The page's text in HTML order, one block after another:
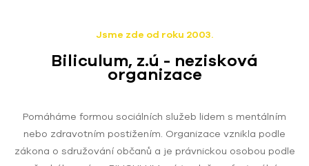
Jsme zde od roku 2003.
Biliculum, z.ú - nezisková
organizace
Pomáháme formou sociálních služeb lidem s mentálním
nebo zdravotním postižením. Organizace vznikla podle
zákona o sdružování občanů a je právnickou osobou podle